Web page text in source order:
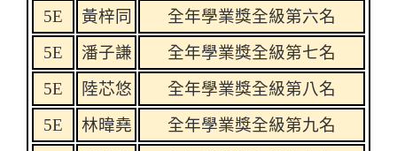
5E
黃梓同
全年學業獎全級第六名
5E
潘子謙
全年學業獎全級第七名
5E
陸芯悠
全年學業獎全級第八名
5E
林暐堯
全年學業獎全級第九名